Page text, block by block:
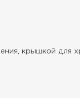
крышкой для